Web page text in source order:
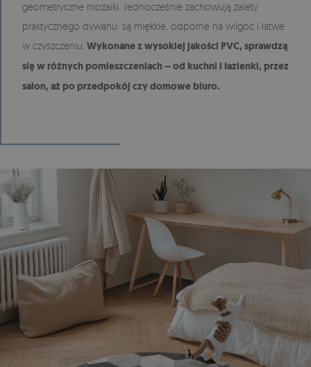
geometryczne mozaiki. Jednocześnie zachowują zalety
praktycznego dywanu: są miękkie, odporne na wilgoć i łatwe
w czyszczeniu. Wykonane z wysokiej jakości PVC, sprawdzą
się w różnych pomieszczeniach – od kuchni i łazienki, przez
salon, aż po przedpokój czy domowe biuro.